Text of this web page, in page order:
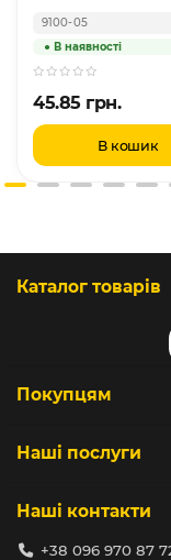
9100-05
45.85 грн.
В кошик
Каталог товарів
Покупцям
Наші послуги
Наші контакти
+38 096 970 87